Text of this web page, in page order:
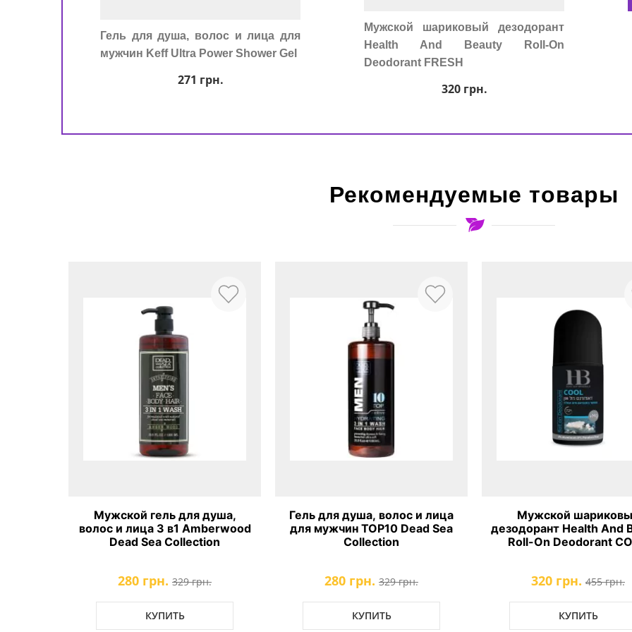
Гель для душа, волос и лица для
мужчин Keff Ultra Power Shower Gel
271 грн.
Мужской шариковый дезодорант
Health And Beauty Roll-On
Deodorant FRESH
320грн.
Рекомендуемые товары
Мужской гель для душа,
волос и лица 3 в1 Amberwood
Dead Sea Collection
280 грн. 329 грн.
КУПИТЬ
Гель для душа, волос и лица
для мужчин ТОР10 Dead Sea
Collection
280 грн. 329 грн.
КУПИТЬ
Мужской
дезодорант Health And
Roll-On Deodorant
320 грн. 455 грн.
КУПИТЬ